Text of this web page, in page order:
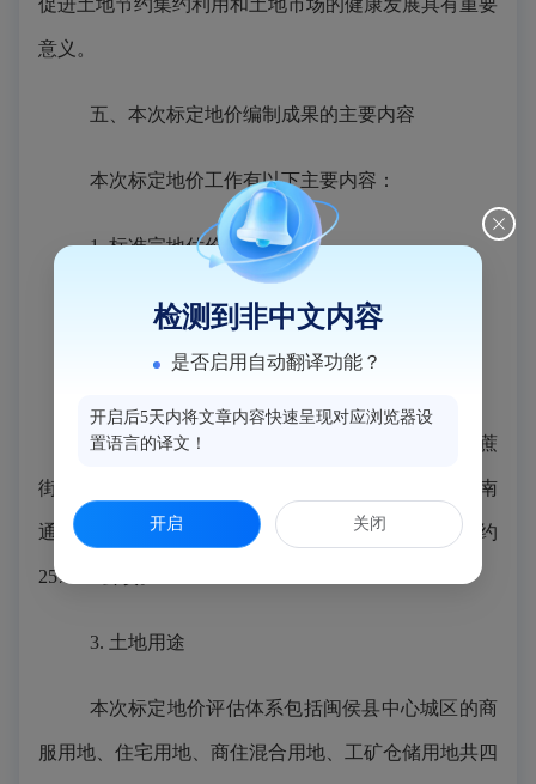
促进土地节约集约利用和土地市场的健康发展具有重要
意义。
五、本次标定地价编制成果的主要内容
本次标定地价工作有以下主要内容：
1. 标准宗地估价期日
标定地价价格基准日统一为2021年1月1日。
2. 公示范围
闽侯县中心城区标定地价公示范围为闽侯县甘蔗
街道、上街镇、荆溪镇、祥谦镇、青口镇、尚干镇、南
通镇、南屿镇、竹岐乡，公示标定区域59个，总面积约
257.455公顷。
3. 土地用途
本次标定地价评估体系包括闽侯县中心城区的商
服用地、住宅用地、商住混合用地、工矿仓储用地共四
检测到非中文内容
是否启用自动翻译功能？
开启后5天内将文章内容快速呈现对应浏览器设
置语言的译文！
开启 关闭